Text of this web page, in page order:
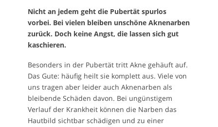
Nicht an jedem geht die Pubertät spurlos
vorbei. Bei vielen bleiben unschöne Aknenarben
zurück. Doch keine Angst, die lassen sich gut
kaschieren.
Besonders in der Pubertät tritt Akne gehäuft auf.
Das Gute: häufig heilt sie komplett aus. Viele von
uns tragen aber leider auch Aknenarben als
bleibende Schäden davon. Bei ungünstigem
Verlauf der Krankheit können die Narben das
Hautbild sichtbar schädigen und zu einer